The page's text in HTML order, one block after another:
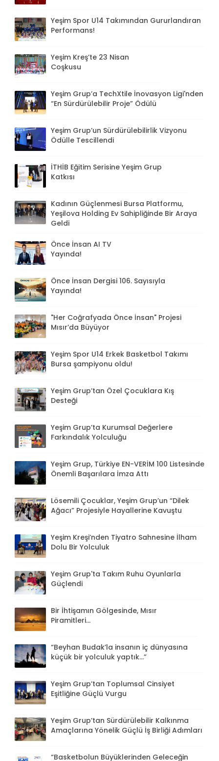
Yeşim Spor U14 Takımından Gururlandıran
Performans!
Yeşim Kreş’te 23 Nisan
Coşkusu
Yeşim Grup’a TechXtile İnovasyon Ligi'nden
“En Sürdürülebilir Proje” Ödülü
Yeşim Grup’un Sürdürülebilirlik Vizyonu
Ödülle Tescillendi
İTHİB Eğitim Serisine Yeşim Grup
Katkısı
Kadının Güçlenmesi Bursa Platformu,
Yeşilova Holding Ev Sahipliğinde Bir Araya
Geldi
Önce İnsan AI TV
Yayında!
Önce İnsan Dergisi 106. Sayısıyla
Yayında!
"Her Coğrafyada Önce İnsan" Projesi
Mısır’da Büyüyor
Yeşim Spor U14 Erkek Basketbol Takımı
Bursa şampiyonu oldu!
Yeşim Grup’tan Özel Çocuklara Kış
Desteği
Yeşim Grup’ta Kurumsal Değerlere
Farkındalık Yolculuğu
Yeşim Grup, Türkiye EN-VERİM 100 Listesinde
Önemli Başarılara İmza Attı
Lösemili Çocuklar, Yeşim Grup’un “Dilek
Ağacı” Projesiyle Hayallerine Kavuştu
Yeşim Kreşi’nden Tiyatro Sahnesine İlham
Dolu Bir Yolculuk
Yeşim Grup'ta Takım Ruhu Oyunlarla
Güçlendi
Bir İhtişamın Gölgesinde, Mısır
Piramitleri...
“Beyhan Budak’la insanın iç dünyasına
küçük bir yolculuk yaptık...”
Yeşim Grup’tan Toplumsal Cinsiyet
Eşitliğine Güçlü Vurgu
Yeşim Grup’tan Sürdürülebilir Kalkınma
Amaçlarına Yönelik Güçlü İş Birliği Adımları
“Basketbolun Büyüklerinden Geleceğin